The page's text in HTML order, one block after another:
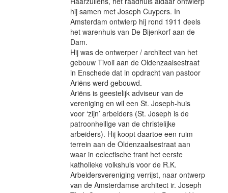
hij samen met Joseph Cuypers. In
Amsterdam ontwierp hij rond 1911 deels
het warenhuis van De Bijenkorf aan de
Dam.
Hij was de ontwerper / architect van het
gebouw Tivoli aan de Oldenzaalsestraat
in Enschede dat in opdracht van pastoor
Ariëns werd gebouwd.
Ariëns is geestelijk adviseur van de
vereniging en wil een St. Joseph-huis
voor ‘zijn’ arbeiders (St. Joseph is de
patroonheilige van de christelijke
arbeiders). Hij koopt daartoe een ruim
terrein aan de Oldenzaalsestraat aan
waar in eclectische trant het eerste
katholieke volkshuis voor de R.K.
Arbeidersvereniging verrijst, naar ontwerp
van de Amsterdamse architect ir. Joseph